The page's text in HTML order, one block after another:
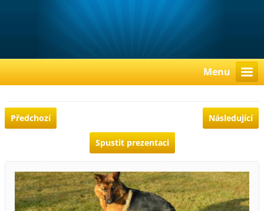
Menu
Předchozí Následující
Spustit prezentaci